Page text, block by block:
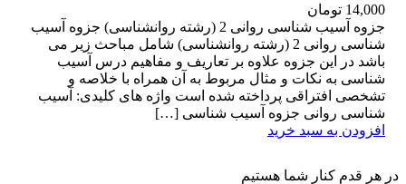
14,000 تومان
جزوه آسیب شناسی روانی 2 (رشته روانشناسی) جزوه آسیب
شناسی روانی 2 (رشته روانشناسی) شامل مباحث زیر می
باشد در این جزوه علاوه بر تعاریف و مفاهیم درس آسیب
شناسی به نکات و مثال مربوط به آن همراه با خلاصه و
تشخصی افتراقی پرداخته شده است واژه های کلیدی: آسیب
شناسی روانی جزوه آسیب شناسی […]
افزودن به سبد خرید
در هر قدم کنار شما هستیم